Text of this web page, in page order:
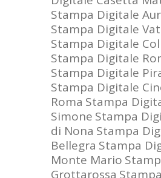
Stampa Digitale
Stampa Digitale
Stampa Digitale
Stampa Digitale
Stampa Digitale
Stampa Digitale
Roma Stampa
Simone Stampa
di Nona Stampa
Bellegra Stampa
Monte Mario
Grottarossa